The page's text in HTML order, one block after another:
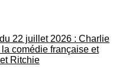
22 juillet 2026 : Charlie
comédie française et
Ritchie